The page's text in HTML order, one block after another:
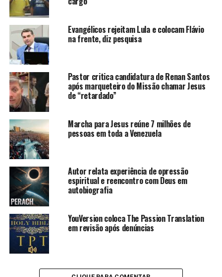
Evangélicos rejeitam Lula e colocam Flávio
na frente, diz pesquisa
Pastor critica candidatura de Renan Santos
após marqueteiro do Missão chamar Jesus
de “retardado”
Marcha para Jesus reúne 7 milhões de
pessoas em toda a Venezuela
Autor relata experiência de opressão
espiritual e reencontro com Deus em
autobiografia
YouVersion coloca The Passion Translation
em revisão após denúncias